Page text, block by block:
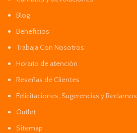
Blog
Beneficios
Trabaja Con Nosotros
Horario de atención
Reseñas de Clientes
Felicitaciones, Sugerencias y Reclamos
Outlet
Sitemap